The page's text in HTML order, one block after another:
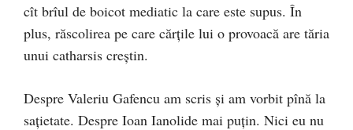
cît brîul de boicot mediatic la care este supus. În
plus, răscolirea pe care cărțile lui o provoacă are tăria
unui catharsis creștin.
Despre Valeriu Gafencu am scris şi am vorbit pînă la
saţietate. Despre Ioan Ianolide mai puţin. Nici eu nu